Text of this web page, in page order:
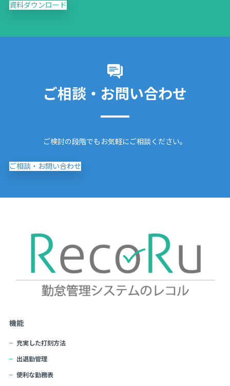
資料ダウンロード
ご相談・お問い合わせ
ご検討の段階でもお気軽にご相談ください。
ご相談・お問い合わせ
機能
充実した打刻方法
出退勤管理
便利な勤務表